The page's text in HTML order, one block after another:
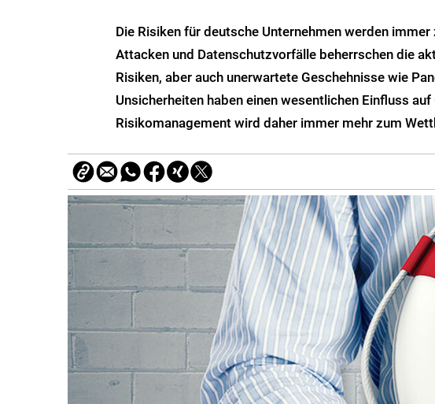
Die Risiken für deutsche Unternehmen werden
Attacken und Datenschutzvorfälle beherrschen die
Risiken, aber auch unerwartete Geschehnisse wie
Unsicherheiten haben einen wesentlichen Einfluss
Risikomanagement wird daher immer mehr zum